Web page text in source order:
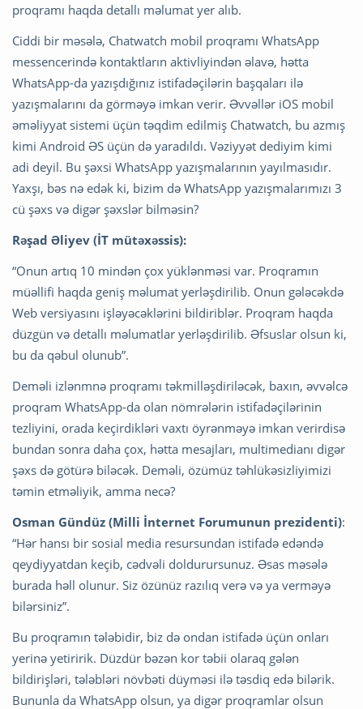
proqramı haqda detallı məlumat yer alıb.
Ciddi bir məsələ, Chatwatch mobil proqramı WhatsApp
messencerində kontaktların aktivliyindən əlavə, hətta
WhatsApp-da yazışdığınız istifadəçilərin başqaları ilə
yazışmalarını da görməyə imkan verir. Əvvəllər iOS mobil
əməliyyat sistemi üçün təqdim edilmiş Chatwatch, bu azmış
kimi Android ƏS üçün də yaradıldı. Vəziyyət dediyim kimi
adi deyil. Bu şəxsi WhatsApp yazışmalarının yayılmasıdır.
Yaxşı, bəs nə edək ki, bizim də WhatsApp yazışmalarımızı 3
cü şəxs və digər şəxslər bilməsin?
Rəşad Əliyev (İT mütəxəssis):
“Onun artıq 10 mindən çox yüklənməsi var. Proqramın
müəllifi haqda geniş məlumat yerləşdirilib. Onun gələcəkdə
Web versiyasını işləyəcəklərini bildiriblər. Proqram haqda
düzgün və detallı məlumatlar yerləşdirilib. Əfsuslar olsun ki,
bu da qəbul olunub”.
Deməli izlənmnə proqramı təkmilləşdiriləcək, baxın, əvvəlcə
proqram WhatsApp-da olan nömrələrin istifadəçilərinin
tezliyini, orada keçirdikləri vaxtı öyrənməyə imkan verirdisə
bundan sonra daha çox, hətta mesajları, multimedianı digər
şəxs də götürə biləcək. Deməli, özümüz təhlükəsizliyimizi
təmin etməliyik, amma necə?
Osman Gündüz (Milli İnternet Forumunun prezidenti):
“Hər hansı bir sosial media resursundan istifadə edəndə
qeydiyyatdan keçib, cədvəli doldurursunuz. Əsas məsələ
burada həll olunur. Siz özünüz razılıq verə və ya verməyə
bilərsiniz”.
Bu proqramın tələbidir, biz də ondan istifadə üçün onları
yerinə yetiririk. Düzdür bəzən kor təbii olaraq gələn
bildirişləri, tələbləri növbəti düyməsi ilə təsdiq edə bilərik.
Bununla da WhatsApp olsun, ya digər proqramlar olsun